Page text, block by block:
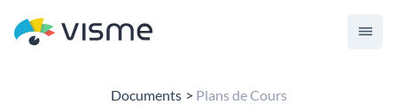
Documents Plans de Cours